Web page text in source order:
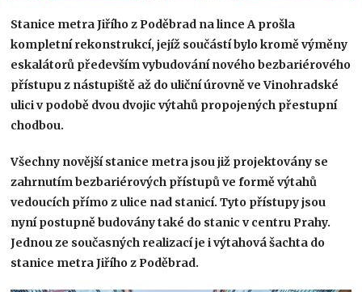
Stanice metra Jiřího z Poděbrad na lince A prošla
kompletní rekonstrukcí, jejíž součástí bylo kromě výměny
eskalátorů především vybudování nového bezbariérového
přístupu z nástupiště až do uliční úrovně ve Vinohradské
ulici v podobě dvou dvojic výtahů propojených přestupní
chodbou. ​
Všechny novější stanice metra jsou již projektovány se
zahrnutím bezbariérových přístupů ve formě výtahů
vedoucích přímo z ulice nad stanicí. Tyto přístupy jsou
nyní postupně budovány také do stanic v centru Prahy.
Jednou ze současných realizací je i výtahová šachta do
stanice metra Jiřího z Poděbrad.